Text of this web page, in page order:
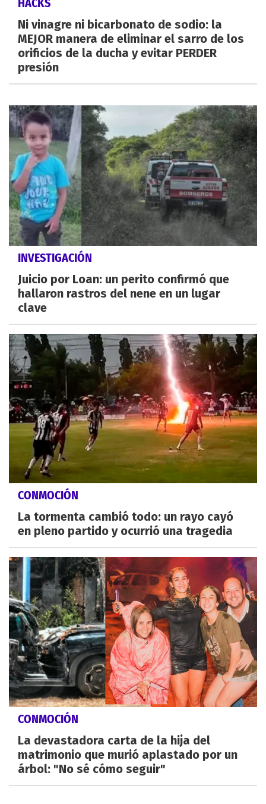
HACKS
Ni vinagre ni bicarbonato de sodio: la
MEJOR manera de eliminar el sarro de los
orificios de la ducha y evitar PERDER
presión
INVESTIGACIÓN
Juicio por Loan: un perito confirmó que
hallaron rastros del nene en un lugar
clave
CONMOCIÓN
La tormenta cambió todo: un rayo cayó
en pleno partido y ocurrió una tragedia
CONMOCIÓN
La devastadora carta de la hija del
matrimonio que murió aplastado por un
árbol: "No sé cómo seguir"